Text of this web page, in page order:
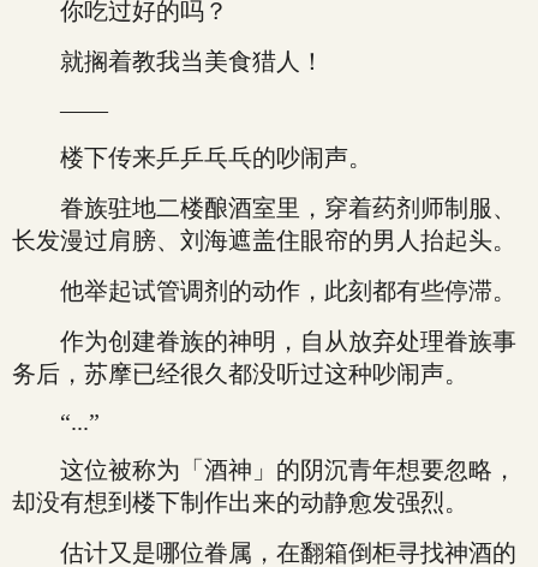
你吃过好的吗？
就搁着教我当美食猎人！
——
楼下传来乒乒乓乓的吵闹声。
眷族驻地二楼酿酒室里，穿着药剂师制服、
长发漫过肩膀、刘海遮盖住眼帘的男人抬起头。
他举起试管调剂的动作，此刻都有些停滞。
作为创建眷族的神明，自从放弃处理眷族事
务后，苏摩已经很久都没听过这种吵闹声。
“...”
这位被称为「酒神」的阴沉青年想要忽略，
却没有想到楼下制作出来的动静愈发强烈。
估计又是哪位眷属，在翻箱倒柜寻找神酒的